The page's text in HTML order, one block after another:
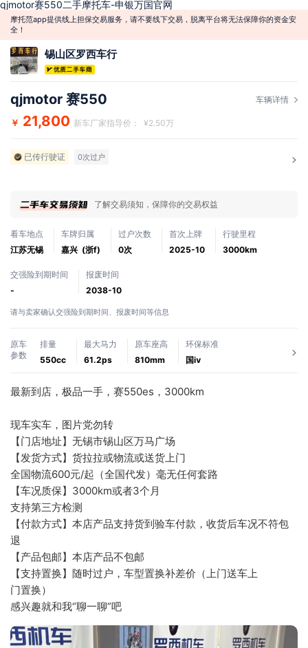
qjmotor赛550二手摩托车-申银万国官网
摩托范app提供线上担保交易服务，请不要线下交易，脱离平台将无法保障你的资金安
全！
锡山区罗西车行
qjmotor 赛550 车辆详情
￥ 21,800 新车厂家指导价： ¥2.50万
已传行驶证 0次过户
了解交易须知，保障你的交易权益
看车地点
江苏无锡
车牌归属
嘉兴 (浙f)
过户次数
0次
首次上牌
2025-10
行驶里程
3000km
交强险到期时间
-
报废时间
2038-10
请与卖家确认交强险到期时间、报废时间等信息
原车
参数
排量
550cc
最大马力
61.2ps
原车座高
810mm
环保标准
国ⅳ
最新到店，极品一手，赛550es，3000km
现车实车，图片党勿转
【门店地址】无锡市锡山区万马广场
【发货方式】货拉拉或物流或送货上门
全国物流600元/起（全国代发）毫无任何套路
【车况质保】3000km或者3个月
支持第三方检测
【付款方式】本店产品支持货到验车付款，收货后车况不符包
退
【产品包邮】本店产品不包邮
【支持置换】随时过户，车型置换补差价（上门送车上
门置换）
感兴趣就和我“聊一聊”吧